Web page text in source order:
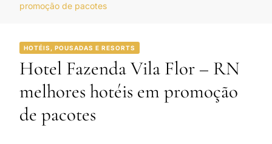
promoção de pacotes
HOTÉIS, POUSADAS E RESORTS
Hotel Fazenda Vila Flor – RN
melhores hotéis em promoção
de pacotes